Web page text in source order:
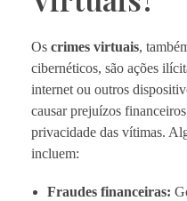
Os crimes virtuais,
cibernéticos, são ações
internet ou outros
causar prejuízos
privacidade das vítimas.
incluem:
Fraudes financeiras: